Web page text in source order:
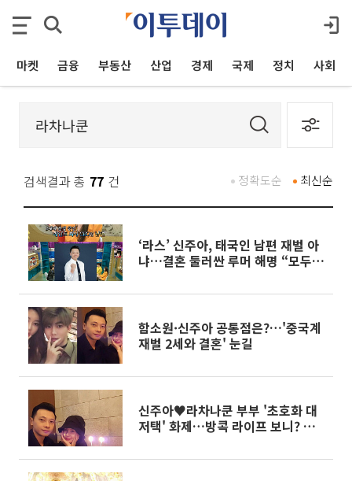
마켓 금융 부동산 산업 경제 국제 정치 사회
검색결과 총 77 건 최신순
정확도순
‘라스’ 신주아, 태국인 남편 재벌 아
냐…결혼 둘러싼 루머 해명 “모두
함소원·신주아 공통점은?…'중국계
재벌 2세와 결혼' 눈길
신주아♥라차나쿤 부부 '초호화 대
저택' 화제…방콕 라이프 보니? 여